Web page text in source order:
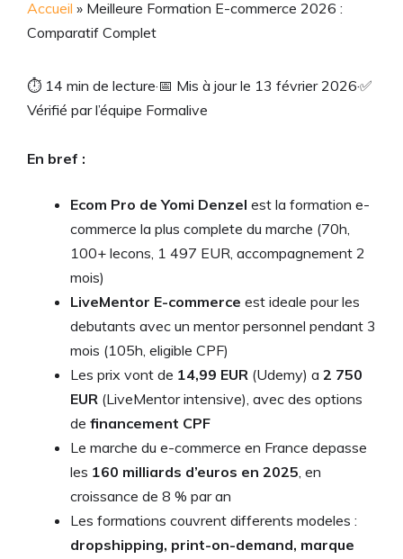
Accueil » Meilleure Formation E-commerce 2026 :
Comparatif Complet
⏱ 14 min de lecture·📅 Mis à jour le 13 février 2026·✅
Vérifié par l’équipe Formalive
En bref :
Ecom Pro de Yomi Denzel est la formation e-
commerce la plus complete du marche (70h,
100+ lecons, 1 497 EUR, accompagnement 2
mois)
LiveMentor E-commerce est ideale pour les
debutants avec un mentor personnel pendant 3
mois (105h, eligible CPF)
Les prix vont de 14,99 EUR (Udemy) a 2 750
EUR (LiveMentor intensive), avec des options
de financement CPF
Le marche du e-commerce en France depasse
les 160 milliards d’euros en 2025, en
croissance de 8 % par an
Les formations couvrent differents modeles :
dropshipping, print-on-demand, marque